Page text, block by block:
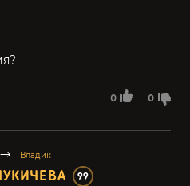
0 0
Владик
99